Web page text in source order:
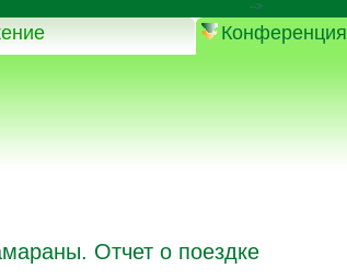
-->
Конференция
Отчет о поездке